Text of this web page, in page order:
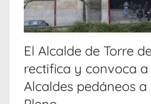
El Alcalde de Torre
rectifica y convoca
Alcaldes pedáneos